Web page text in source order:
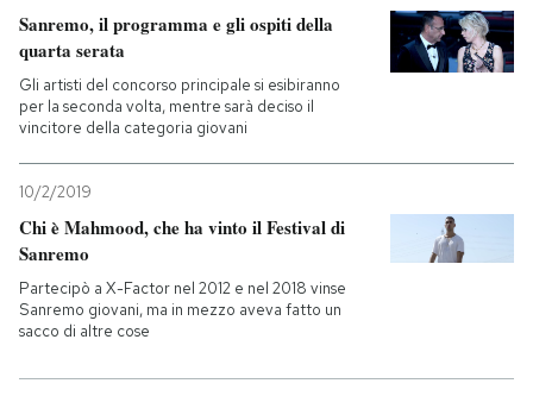
Sanremo, il programma e gli ospiti della
quarta serata
Gli artisti del concorso principale si esibiranno
per la seconda volta, mentre sarà deciso il
vincitore della categoria giovani
10/2/2019
Chi è Mahmood, che ha vinto il Festival di
Sanremo
Partecipò a X-Factor nel 2012 e nel 2018 vinse
Sanremo giovani, ma in mezzo aveva fatto un
sacco di altre cose